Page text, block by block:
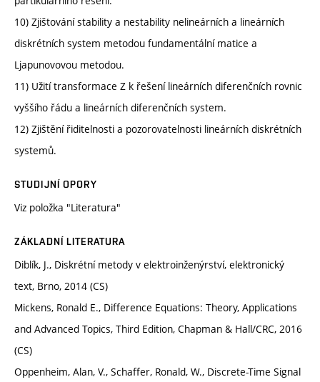
10) Zjištování stability a nestability nelineárních a lineárních
diskrétních system metodou fundamentální matice a
Ljapunovovou metodou.
11) Užití transformace Z k řešení lineárních diferenčních rovnic
vyššího řádu a lineárních diferenčních system.
12) Zjištění řiditelnosti a pozorovatelnosti lineárních diskrétních
systemů.
STUDIJNÍ OPORY
Viz položka "Literatura"
ZÁKLADNÍ LITERATURA
Diblík, J., Diskrétní metody v elektroinženýrství, elektronický
text, Brno, 2014 (CS)
Mickens, Ronald E., Difference Equations: Theory, Applications
and Advanced Topics, Third Edition, Chapman & Hall/CRC, 2016
(CS)
Oppenheim, Alan, V., Schaffer, Ronald, W., Discrete-Time Signal